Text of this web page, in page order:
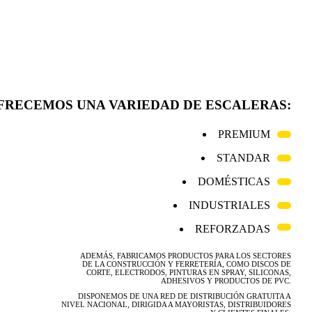
UNA VARIEDAD DE ESCALERAS:
PREMIUM
STANDAR
DOMÉSTICAS
INDUSTRIALES
REFORZADAS
ADEMÁS, FABRICAMOS PRODUCTOS PARA LOS SECTORES
DE LA CONSTRUCCIÓN Y FERRETERÍA, COMO DISCOS DE
CORTE, ELECTRODOS, PINTURAS EN SPRAY, SILICONAS,
ADHESIVOS Y PRODUCTOS DE PVC.
DISPONEMOS DE UNA RED DE DISTRIBUCIÓN GRATUITA A
NIVEL NACIONAL, DIRIGIDA A MAYORISTAS, DISTRIBUIDORES